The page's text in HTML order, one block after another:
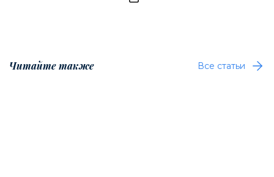
Читайте также Все статьи